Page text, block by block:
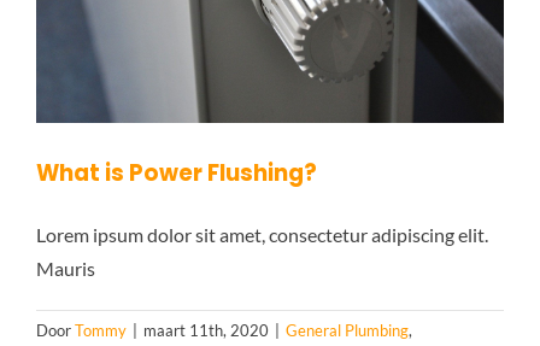
What is Power Flushing?
Lorem ipsum dolor sit amet, consectetur adipiscing elit.
Mauris
DoorTommy maart 11th, 2020 General Plumbing,